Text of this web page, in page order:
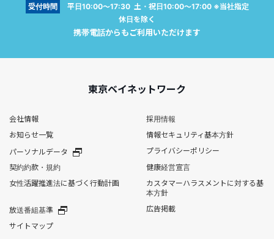
受付時間
平日10:00～17:30 土・祝日10:00～17:00 ※当社指定
休日を除く
携帯電話からもご利用いただけます
東京ベイネットワーク
会社情報
採用情報
お知らせ一覧
情報セキュリティ基本方針
パーソナルデータ
プライバシーポリシー
契約約款・規約
健康経営宣言
女性活躍推進法に基づく行動計画
カスタマーハラスメントに対する基
本方針
放送番組基準
広告掲載
サイトマップ